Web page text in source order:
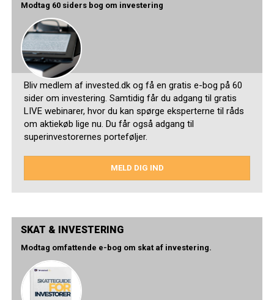
Modtag 60 siders bog om investering
Bliv medlem af invested.dk og få en gratis e-bog på 60
sider om investering. Samtidig får du adgang til gratis
LIVE webinarer, hvor du kan spørge eksperterne til råds
om aktiekøb lige nu. Du får også adgang til
superinvestorernes porteføljer.
MELD DIG IND
SKAT & INVESTERING
Modtag omfattende e-bog om skat af investering.